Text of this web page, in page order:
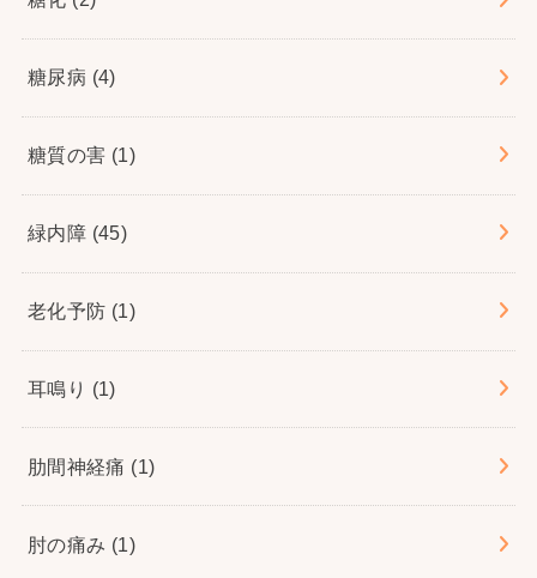
糖尿病 (4)
糖質の害 (1)
緑内障 (45)
老化予防 (1)
耳鳴り (1)
肋間神経痛 (1)
肘の痛み (1)